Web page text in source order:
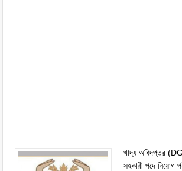
খাদ্য অধিদপ্তর
সহকারী পদে নিয়োগ